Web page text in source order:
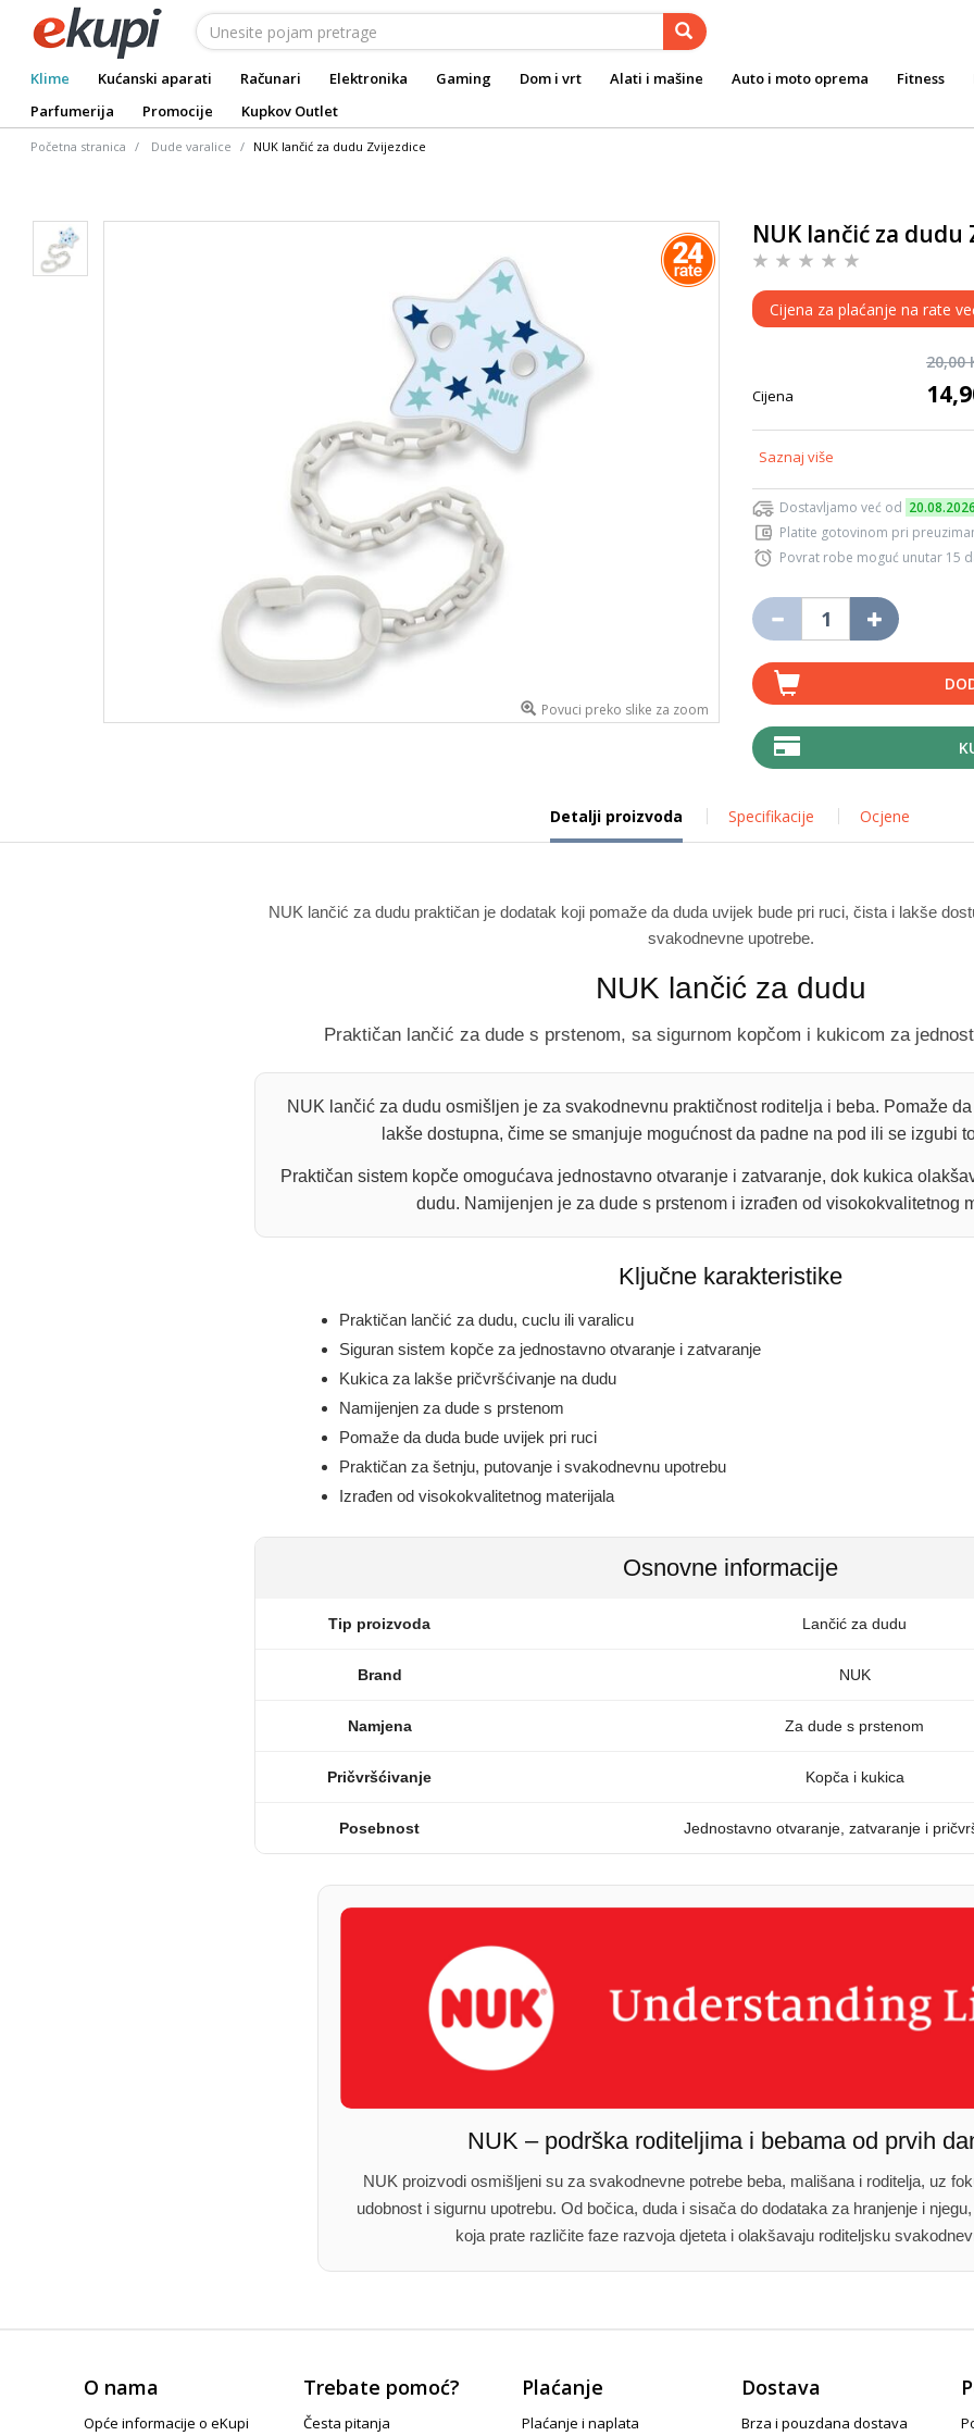
Klime Kućanski aparati Računari Elektronika Gaming Dom i vrt Alati i mašine Auto i moto oprema Fitness
Parfumerija
Promocije Kupkov Outlet
Početna stranica Dude varalice NUK lančić za dudu Zvijezdice
Povuci preko slike za zoom
NUK lančić za dudu
Cijena za plaćanje na rate
20,00
Cijena
Saznaj više
Dostavljamo već od 20.08.2026
Platite gotovinom pri
Povrat robe moguć unutar 15
Detalji proizvoda Specifikacije Ocjene
NUK lančić za dudu praktičan je dodatak koji pomaže da duda uvijek bude pri ruci, čista i lakše
svakodnevne upotrebe.
NUK lančić za dudu
Praktičan lančić za dude s prstenom, sa sigurnom kopčom i kukicom za
NUK lančić za dudu osmišljen je za svakodnevnu praktičnost roditelja i beba. Pomaže
lakše dostupna, čime se smanjuje mogućnost da padne na pod ili se izgubi
Praktičan sistem kopče omogućava jednostavno otvaranje i zatvaranje, dok kukica
dudu. Namijenjen je za dude s prstenom i izrađen od visokokvalitetnog
Ključne karakteristike
Praktičan lančić za dudu, cuclu ili varalicu
Siguran sistem kopče za jednostavno otvaranje i zatvaranje
Kukica za lakše pričvršćivanje na dudu
Namijenjen za dude s prstenom
Pomaže da duda bude uvijek pri ruci
Praktičan za šetnju, putovanje i svakodnevnu upotrebu
Izrađen od visokokvalitetnog materijala
Osnovne informacije
Tip proizvoda Lančić za dudu
Brand NUK
Namjena Za dude s prstenom
Pričvršćivanje Kopča i kukica
Posebnost Jednostavno otvaranje, zatvaranje i
NUK – podrška roditeljima i bebama od prvih
NUK proizvodi osmišljeni su za svakodnevne potrebe beba, mališana i roditelja, uz
udobnost i sigurnu upotrebu. Od bočica, duda i sisača do dodataka za hranjenje i
koja prate različite faze razvoja djeteta i olakšavaju roditeljsku
O nama
Opće informacije o eKupi
Trebate pomoć?
Česta pitanja
Plaćanje
Plaćanje i naplata
Dostava
Brza i pouzdana dostava